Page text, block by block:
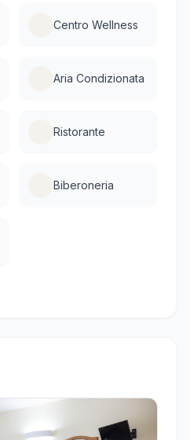
Centro Wellness
Aria Condizionata
Ristorante
Biberoneria